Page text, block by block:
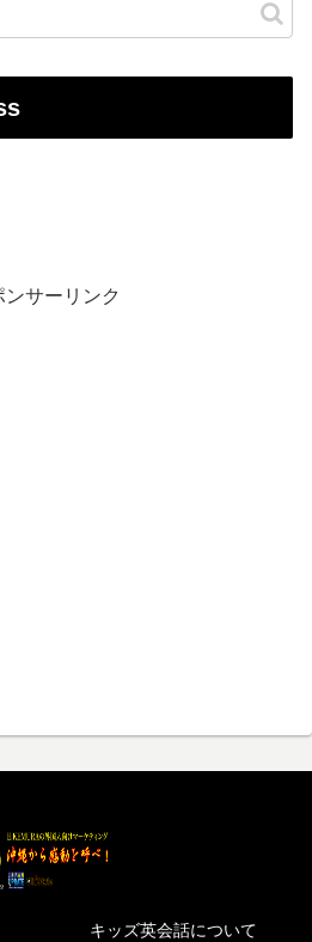
ンサーリンク
キッズ英会話について